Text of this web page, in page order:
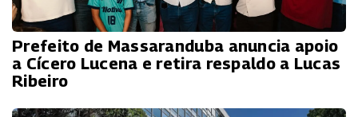
Prefeito de Massaranduba anuncia apoio
a Cícero Lucena e retira respaldo a Lucas
Ribeiro